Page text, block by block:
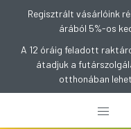
Regisztrált vásárlóink
árából 5%-os
A 12 óráig feladott
átadjuk a
otthonában